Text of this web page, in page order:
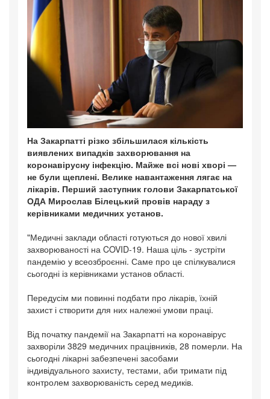
На Закарпатті різко збільшилася кількість
виявлених випадків захворювання на
коронавірусну інфекцію. Майже всі нові хворі —
не були щеплені. Велике навантаження лягає на
лікарів. Перший заступник голови Закарпатської
ОДА Мирослав Білецький провів нараду з
керівниками медичних установ.
"Медичні заклади області готуються до нової хвилі
захворюваності на COVID-19. Наша ціль - зустріти
пандемію у всеозброєнні. Саме про це спілкувалися
сьогодні із керівниками установ області.
Передусім ми повинні подбати про лікарів, їхній
захист і створити для них належні умови праці.
Від початку пандемії на Закарпатті на коронавірус
захворіли 3829 медичних працівників, 28 померли. На
сьогодні лікарні забезпечені засобами
індивідуального захисту, тестами, аби тримати під
контролем захворюваність серед медиків.